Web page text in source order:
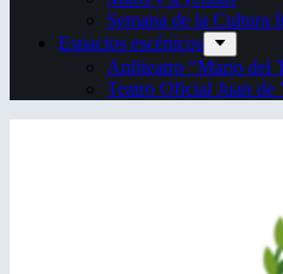
Semana de la Cultura
Espacios escénicos
Anfiteatro “Mario del
Teatro Oficial Juan de